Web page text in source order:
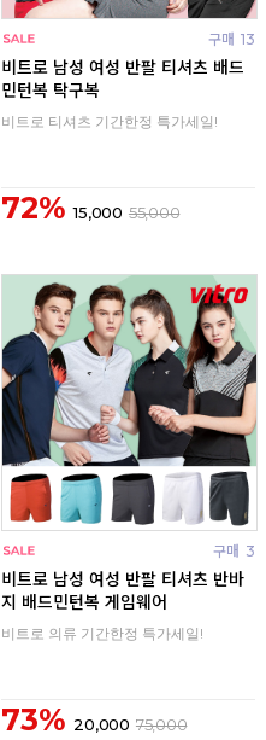
구매 13
비트로 남성 여성 반팔 티셔츠 배드
민턴복 탁구복
비트로 티셔츠 기간한정 특가세일!
72% 15,000 55,000
구매 3
비트로 남성 여성 반팔 티셔츠 반바
지 배드민턴복 게임웨어
비트로 의류 기간한정 특가세일!
73% 20,000 75,000